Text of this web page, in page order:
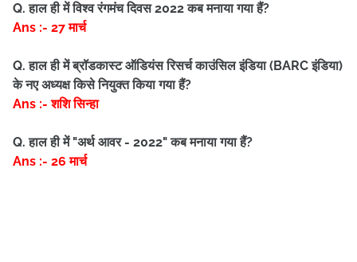
Q. हाल ही में विश्व रंगमंच दिवस 2022 कब मनाया गया हैं?
Ans :- 27 मार्च
Q. हाल ही में ब्रॉडकास्ट ऑडियंस रिसर्च काउंसिल इंडिया (BARC इंडिया)
के नए अध्यक्ष किसे नियुक्त किया गया हैं?
Ans :- शशि सिन्हा
Q. हाल ही में "अर्थ आवर - 2022" कब मनाया गया हैं?
Ans :- 26 मार्च